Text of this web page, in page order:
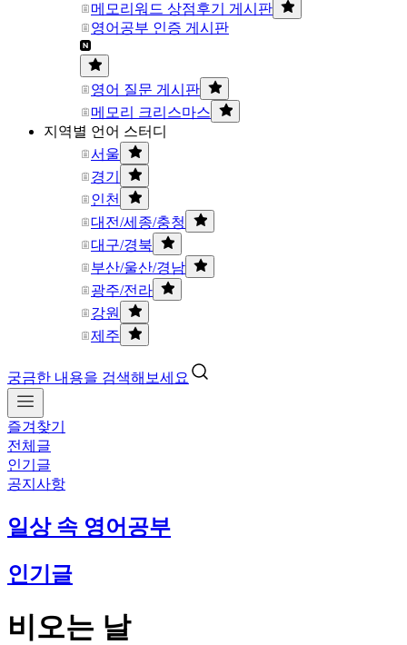
메모리워드 상점후기 게시판
영어공부 인증 게시판
영어 질문 게시판
메모리 크리스마스
지역별 언어 스터디
서울
경기
인천
대전/세종/충청
대구/경북
부산/울산/경남
광주/전라
강원
제주
궁금한 내용을 검색해보세요
즐겨찾기
전체글
인기글
공지사항
일상 속 영어공부
인기글
비오는 날